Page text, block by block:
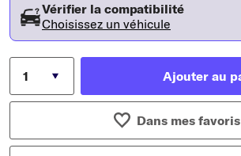
Vérifier la compatibilité
Choisissez un véhicule
Ajouter au
Dans mes favoris